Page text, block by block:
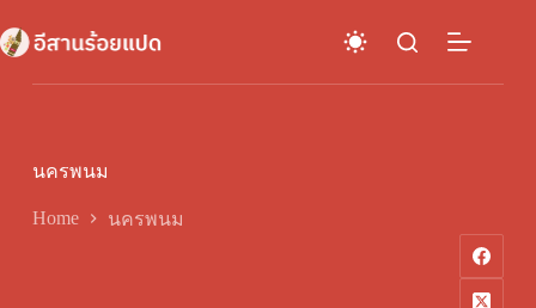
to
content
นครพนม
Home นครพนม